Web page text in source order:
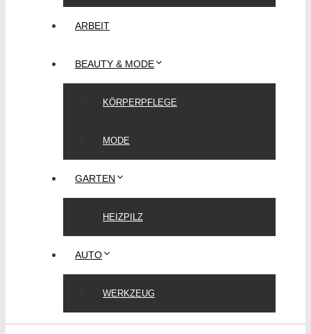
ARBEIT
BEAUTY & MODE
KÖRPERPFLEGE
MODE
GARTEN
HEIZPILZ
AUTO
WERKZEUG